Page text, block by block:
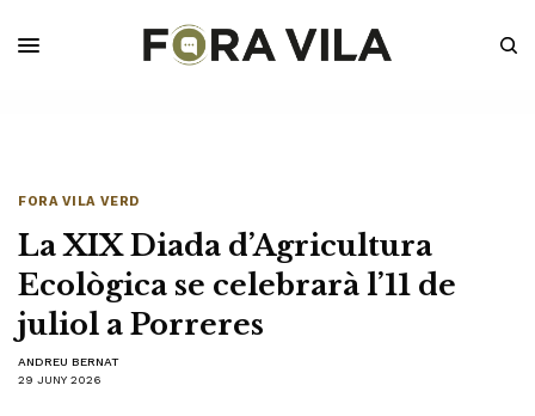
FORA VILA VERD
La XIX Diada d’Agricultura
Ecològica se celebrarà l’11 de
juliol a Porreres
ANDREU BERNAT
29 JUNY 2026